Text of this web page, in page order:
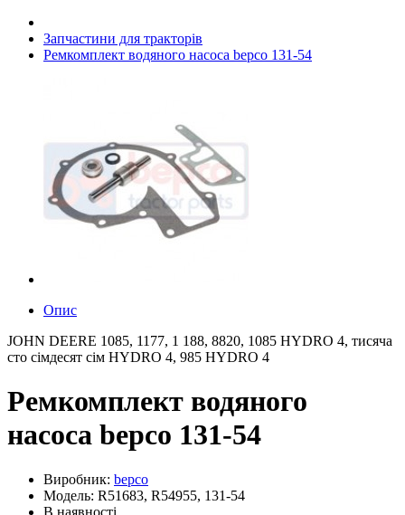
Запчастини для тракторів
Ремкомплект водяного насоса bepco 131-54
Опис
JOHN DEERE 1085, 1177, 1 188, 8820, 1085 HYDRO 4, тисяча
сто сімдесят сім HYDRO 4, 985 HYDRO 4
Ремкомплект водяного
насоса bepco 131-54
Виробник: bepco
Модель: R51683, R54955, 131-54
В наявності